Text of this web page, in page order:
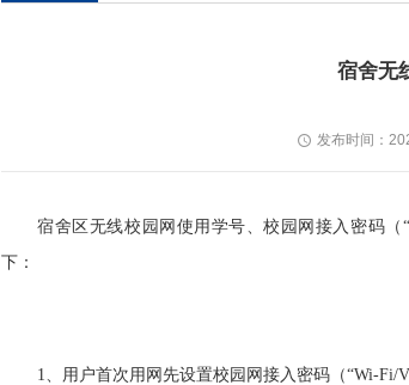
宿舍无
发布时间：
宿舍区无线校园网使用学号、校园网接入密码
下：
1、用户首次用网先设置校园网接入密码（“Wi-Fi/